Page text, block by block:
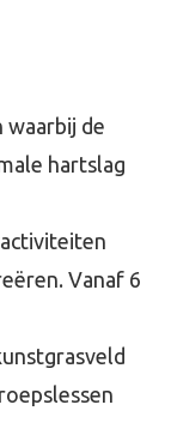
de
hartslag
Vanaf 6